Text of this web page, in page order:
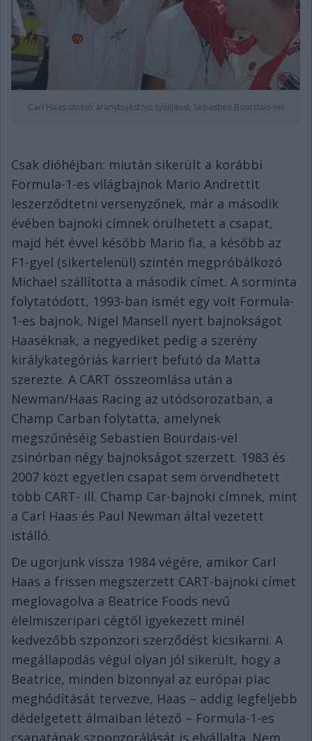
Carl Haas utolsó aranytojástojó tyúkjával, Sebastien Bourdais-vel
Csak dióhéjban: miután sikerült a korábbi
Formula-1-es világbajnok Mario Andrettit
leszerződtetni versenyzőnek, már a második
évében bajnoki címnek örülhetett a csapat,
majd hét évvel később Mario fia, a később az
F1-gyel (sikertelenül) szintén megpróbálkozó
Michael szállította a második címet. A sorminta
folytatódott, 1993-ban ismét egy volt Formula-
1-es bajnok, Nigel Mansell nyert bajnokságot
Haaséknak, a negyediket pedig a szerény
királykategóriás karriert befutó da Matta
szerezte. A CART összeomlása után a
Newman/Haas Racing az utódsorozatban, a
Champ Carban folytatta, amelynek
megszűnéséig Sebastien Bourdais-vel
zsinórban négy bajnokságot szerzett. 1983 és
2007 közt egyetlen csapat sem örvendhetett
több CART- ill. Champ Car-bajnoki címnek, mint
a Carl Haas és Paul Newman által vezetett
istálló.
De ugorjunk vissza 1984 végére, amikor Carl
Haas a frissen megszerzett CART-bajnoki címet
meglovagolva a Beatrice Foods nevű
élelmiszeripari cégtől igyekezett minél
kedvezőbb szponzori szerződést kicsikarni. A
megállapodás végül olyan jól sikerült, hogy a
Beatrice, minden bizonnyal az európai piac
meghódítását tervezve, Haas – addig legfeljebb
dédelgetett álmaiban létező – Formula-1-es
csapatának szponzorálását is elvállalta. Nem